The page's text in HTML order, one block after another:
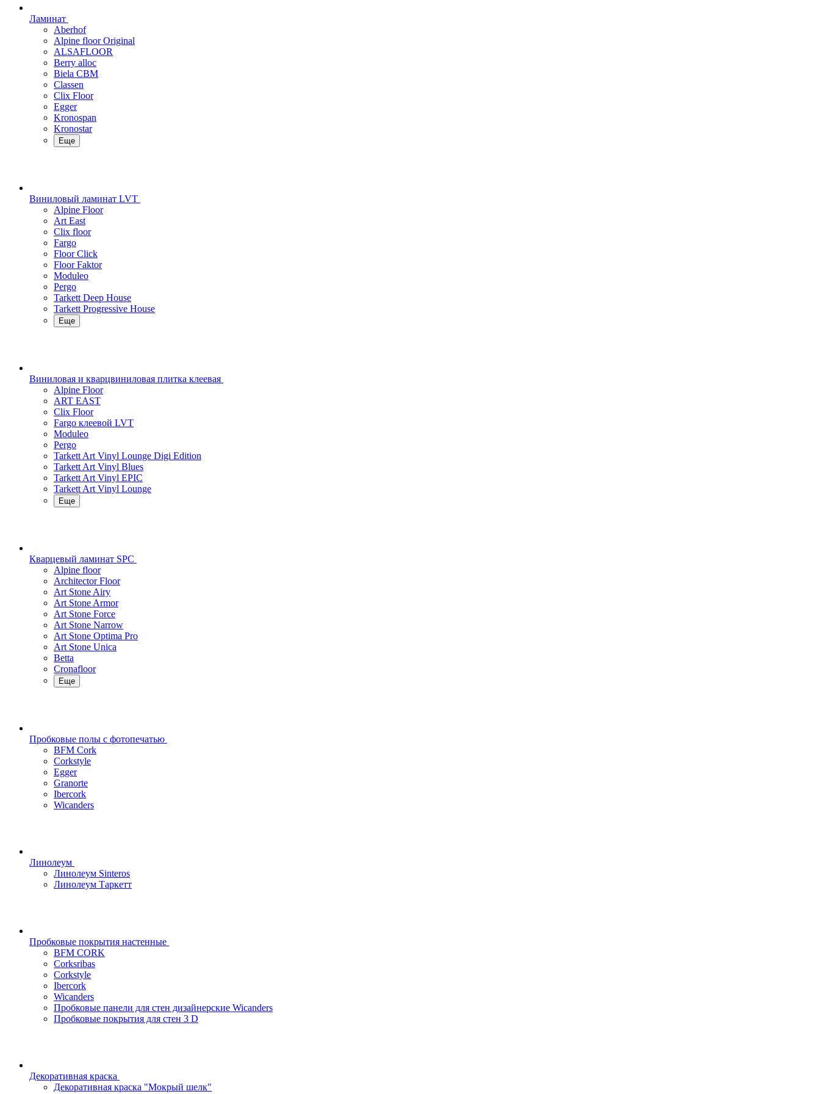
Ламинат
Aberhof
Alpine floor Original
ALSAFLOOR
Berry alloc
Biela CBM
Classen
Clix Floor
Egger
Kronospan
Kronostar
Еще
Виниловый ламинат LVT
Alpine Floor
Art East
Clix floor
Fargo
Floor Click
Floor Faktor
Moduleo
Pergo
Tarkett Deep House
Tarkett Progressive House
Еще
Виниловая и кварцвиниловая плитка клеевая
Alpine Floor
ART EAST
Clix Floor
Fargo клеевой LVT
Moduleo
Pergo
Tarkett Art Vinyl Lounge Digi Edition
Tarkett Art Vinyl Blues
Tarkett Art Vinyl EPIC
Tarkett Art Vinyl Lounge
Еще
Кварцевый ламинат SPC
Alpine floor
Architector Floor
Art Stone Airy
Art Stone Armor
Art Stone Force
Art Stone Narrow
Art Stone Optima Pro
Art Stone Unica
Betta
Cronafloor
Еще
Пробковые полы с фотопечатью
BFM Cork
Corkstyle
Egger
Granorte
Ibercork
Wicanders
Линолеум
Линолеум Sinteros
Линолеум Таркетт
Пробковые покрытия настенные
BFM CORK
Corksribas
Corkstyle
Ibercork
Wicanders
Пробковые панели для стен дизайнерские Wicanders
Пробковые покрытия для стен 3 D
Декоративная краска
Декоративная краска "Мокрый шелк"